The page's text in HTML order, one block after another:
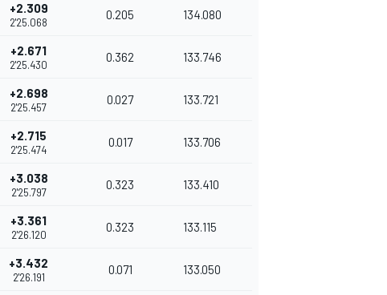
+2.309
2'25.068
0.205 134.080
+2.671
2'25.430
0.362 133.746
+2.698
2'25.457
0.027 133.721
+2.715
2'25.474
0.017 133.706
+3.038
2'25.797
0.323 133.410
+3.361
2'26.120
0.323 133.115
+3.432
2'26.191
0.071 133.050